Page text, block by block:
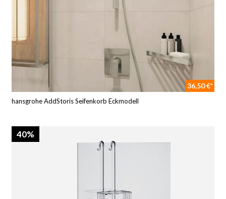
36,50 €*
hansgrohe AddStoris Seifenkorb Eckmodell
40%